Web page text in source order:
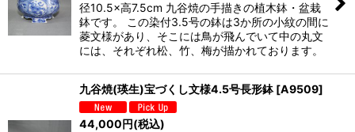
径10.5×高7.5cm 九谷焼の手描きの植木鉢・盆栽
鉢です。 この染付3.5号の鉢は3か所の小紋の間に
菱文様があり、そこには鳥が飛んでいて中の丸文
には、それぞれ松、竹、梅が描かれております。
九谷焼(瑛生)宝づくし文様4.5号長形鉢 [A9509]
44,000円(税込)